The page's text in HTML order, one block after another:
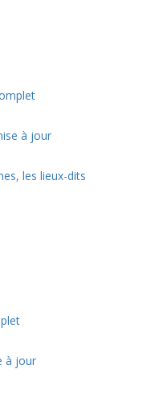
à jour
les lieux-dits
à jour